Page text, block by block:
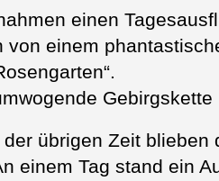
einen
von einem
Gebirgskette
übrigen Zeit blieben
einem Tag stand ein